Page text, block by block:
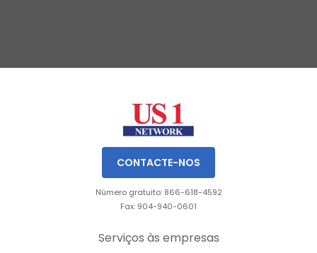
CONTACTE-NOS
Número gratuito: 866-618-4592
Fax: 904-940-0601
Serviços às empresas